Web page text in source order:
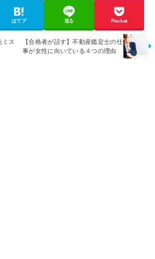
はてブ 送る Pocket
ミス
【合格者が話す】不動産鑑定士の仕
事が女性に向いている４つの理由